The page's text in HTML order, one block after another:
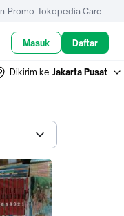
Promo Tokopedia Care
Masuk Daftar
Dikirim ke Jakarta Pusat